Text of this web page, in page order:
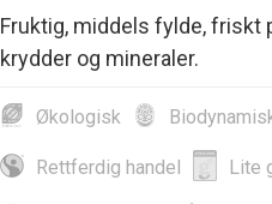
Fruktig, middels fylde, friskt
krydder og mineraler.
Økologisk
Rettferdig handel Lite